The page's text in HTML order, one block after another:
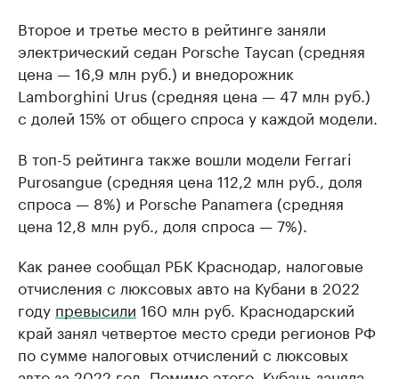
Второе и третье место в рейтинге заняли
электрический седан Porsche Taycan (средняя
цена — 16,9 млн руб.) и внедорожник
Lamborghini Urus (средняя цена — 47 млн руб.)
с долей 15% от общего спроса у каждой модели.
В топ-5 рейтинга также вошли модели Ferrari
Purosangue (средняя цена 112,2 млн руб., доля
спроса — 8%) и Porsche Panamera (средняя
цена 12,8 млн руб., доля спроса — 7%).
Как ранее сообщал РБК Краснодар, налоговые
отчисления с люксовых авто на Кубани в 2022
году превысили 160 млн руб. Краснодарский
край занял четвертое место среди регионов РФ
по сумме налоговых отчислений с люксовых